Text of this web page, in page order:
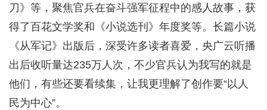
刀》等，聚焦官兵在奋斗强军征程中的感人故事，获
得了百花文学奖和《小说选刊》年度奖等。长篇小说
《从军记》出版后，深受许多读者喜爱，央广云听播
出后收听量达235万人次，不少官兵认为我写的就是
他们，有些还要看续集，让我更理解了创作要“以人
民为中心”。